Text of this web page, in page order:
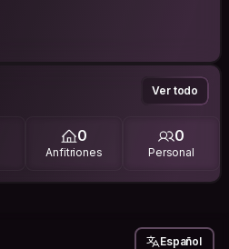
Ver todo
0
Anfitriones
0
Personal
Español